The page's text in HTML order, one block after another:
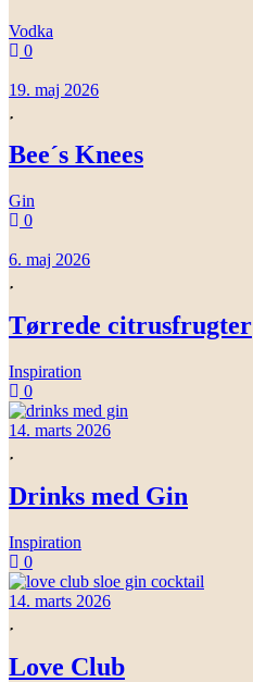
Vodka
0
19. maj 2026
Bee´s Knees
Gin
0
6. maj 2026
Tørrede citrusfrugter
Inspiration
0
14. marts 2026
Drinks med Gin
Inspiration
0
14. marts 2026
Love Club